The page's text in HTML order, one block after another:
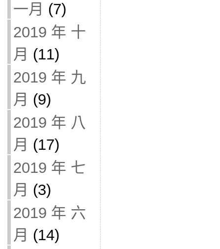
一月 (7)
2019 年 十
月 (11)
2019 年 九
月 (9)
2019 年 八
月 (17)
2019 年 七
月 (3)
2019 年 六
月 (14)